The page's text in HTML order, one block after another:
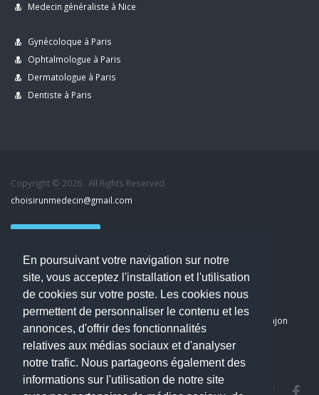
En poursuivant votre navigation sur notre
site, vous acceptez l'installation et l'utilisation
de cookies sur votre poste. Les cookies nous
permettent de personnaliser le contenu et les
annonces, d'offrir des fonctionnalités
relatives aux médias sociaux et d'analyser
notre trafic. Nous partageons également des
informations sur l'utilisation de notre site
Medecin généraliste à Nice
Gynécoloque à Paris
Ophtalmologue à Paris
Dermatologue à Paris
Dentiste à Paris
Copyright © 2026 . All Rights Reserved.
choisirunmedecin@gmail.com
Nous contacter
Dernier avis : PASCAL DELCAMPE, Chirurgien maxillo-faciale à Arpajon
Mentions légales